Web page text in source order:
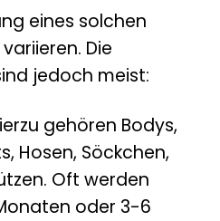
eines solchen
Die
jedoch meist:
gehören Bodys,
Hosen, Söckchen,
Oft werden
oder 3-6